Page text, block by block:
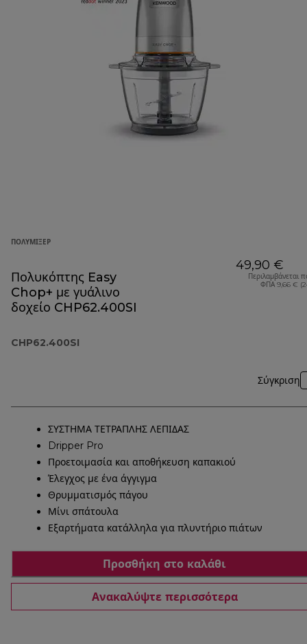
ΠΟΛΥΜΊΞΕΡ
Πολυκόπτης Easy
Chop+ με γυάλινο
δοχείο CHP62.400SI
CHP62.400SI
49,90 €
Περιλαμβάνεται
ΦΠΑ 9,66 €
Σύγκριση
ΣΥΣΤΗΜΑ ΤΕΤΡΑΠΛΗΣ ΛΕΠΙΔΑΣ
Dripper Pro
Προετοιμασία και αποθήκευση καπακιού
Έλεγχος με ένα άγγιγμα
Θρυμματισμός πάγου
Μίνι σπάτουλα
Εξαρτήματα κατάλληλα για πλυντήριο πιάτων
Προσθήκη στο καλάθι
Ανακαλύψτε περισσότερα